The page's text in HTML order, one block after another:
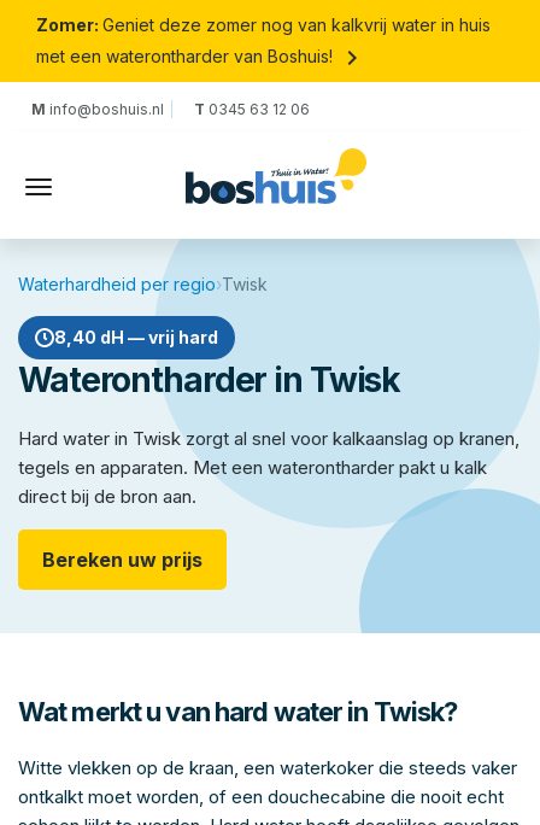
Zomer: Geniet deze zomer nog van kalkvrij water in huis
met een waterontharder van Boshuis!
keyboard_arrow_right
M info@boshuis.nl T 0345 63 12 06
Waterhardheid per regio›Twisk
8,40 dH — vrij hard
Waterontharder in Twisk
Hard water in Twisk zorgt al snel voor kalkaanslag op kranen,
tegels en apparaten. Met een waterontharder pakt u kalk
direct bij de bron aan.
Bereken uw prijs
Wat merkt u van hard water in Twisk?
Witte vlekken op de kraan, een waterkoker die steeds vaker
ontkalkt moet worden, of een douchecabine die nooit echt